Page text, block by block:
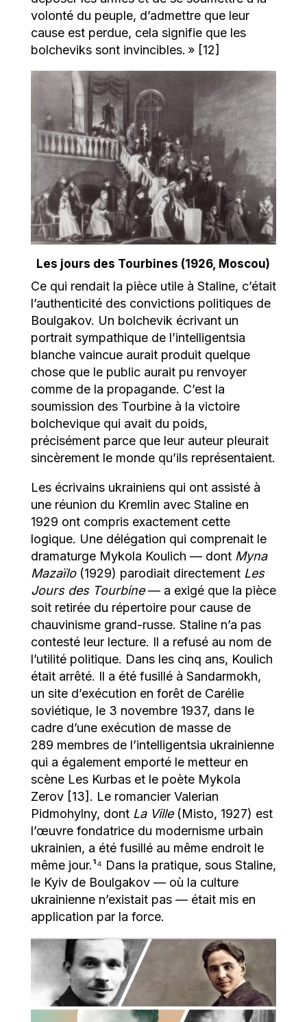
volonté du peuple, d’admettre que leur
cause est perdue, cela signifie que les
bolcheviks sont invincibles. » [12]
Les jours des Tourbines (1926, Moscou)
Ce qui rendait la pièce utile à Staline, c’était
l’authenticité des convictions politiques de
Boulgakov. Un bolchevik écrivant un
portrait sympathique de l’intelligentsia
blanche vaincue aurait produit quelque
chose que le public aurait pu renvoyer
comme de la propagande. C’est la
soumission des Tourbine à la victoire
bolchevique qui avait du poids,
précisément parce que leur auteur pleurait
sincèrement le monde qu’ils représentaient.
Les écrivains ukrainiens qui ont assisté à
une réunion du Kremlin avec Staline en
1929 ont compris exactement cette
logique. Une délégation qui comprenait le
dramaturge Mykola Koulich — dont Myna
Mazaïlo(1929) parodiait directement Les
Jours des Tourbine— a exigé que la pièce
soit retirée du répertoire pour cause de
chauvinisme grand-russe. Staline n’a pas
contesté leur lecture. Il a refusé au nom de
l’utilité politique. Dans les cinq ans, Koulich
était arrêté. Il a été fusillé à Sandarmokh,
un site d’exécution en forêt de Carélie
soviétique, le 3 novembre 1937, dans le
cadre d’une exécution de masse de
289 membres de l’intelligentsia ukrainienne
qui a également emporté le metteur en
scène Les Kurbas et le poète Mykola
Zerov [13]. Le romancier Valerian
Pidmohylny, dont La Ville(Misto, 1927) est
l’œuvre fondatrice du modernisme urbain
ukrainien, a été fusillé au même endroit le
même jour.¹⁴ Dans la pratique, sous Staline,
le Kyiv de Boulgakov — où la culture
ukrainienne n’existait pas — était mis en
application par la force.